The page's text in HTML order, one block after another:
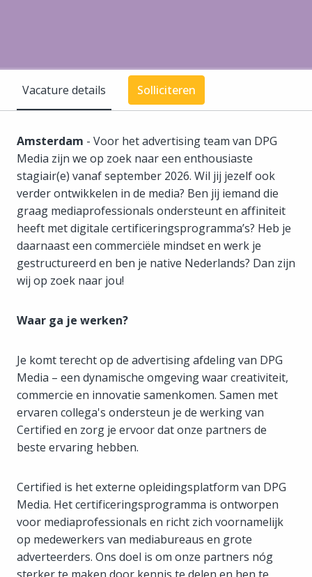
Vacature details Solliciteren
Amsterdam - Voor het advertising team van DPG
Media zijn we op zoek naar een enthousiaste
stagiair(e) vanaf september 2026. Wil jij jezelf ook
verder ontwikkelen in de media? Ben jij iemand die
graag mediaprofessionals ondersteunt en affiniteit
heeft met digitale certificeringsprogramma’s? Heb je
daarnaast een commerciële mindset en werk je
gestructureerd en ben je native Nederlands? Dan zijn
wij op zoek naar jou!
Waar ga je werken?
Je komt terecht op de advertising afdeling van DPG
Media – een dynamische omgeving waar creativiteit,
commercie en innovatie samenkomen. Samen met
ervaren collega's ondersteun je de werking van
Certified en zorg je ervoor dat onze partners de
beste ervaring hebben.
Certified is het externe opleidingsplatform van DPG
Media. Het certificeringsprogramma is ontworpen
voor mediaprofessionals en richt zich voornamelijk
op medewerkers van mediabureaus en grote
adverteerders. Ons doel is om onze partners nóg